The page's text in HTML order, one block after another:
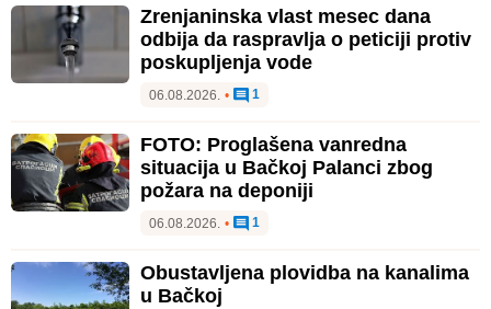
Zrenjaninska vlast mesec dana
odbija da raspravlja o peticiji protiv
poskupljenja vode
06.08.2026. • 1
FOTO: Proglašena vanredna
situacija u Bačkoj Palanci zbog
požara na deponiji
06.08.2026. • 1
Obustavljena plovidba na kanalima
u Bačkoj